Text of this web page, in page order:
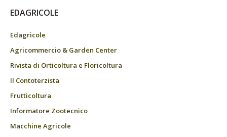
EDAGRICOLE
Edagricole
Agricommercio & Garden Center
Rivista di Orticoltura e Floricoltura
Il Contoterzista
Frutticoltura
Informatore Zootecnico
Macchine Agricole